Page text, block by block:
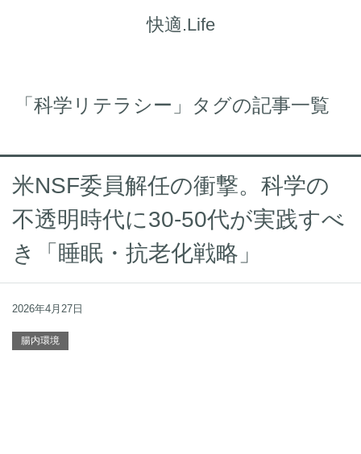
快適.Life
「科学リテラシー」タグの記事一覧
米NSF委員解任の衝撃。科学の
不透明時代に30-50代が実践すべ
き「睡眠・抗老化戦略」
2026年4月27日
腸内環境